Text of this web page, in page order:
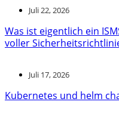
Juli 22, 2026
Was ist eigentlich ein
voller
Juli 17, 2026
Kubernetes und helm